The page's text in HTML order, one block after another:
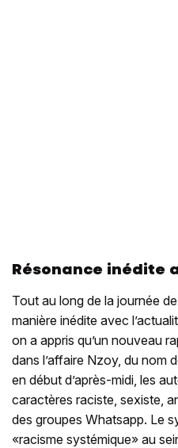
Résonance inédite
Tout au long de la journée
manière inédite avec
on a appris qu’un nouveau
dans l’affaire Nzoy, du nom
en début d’après-midi, les
caractères raciste, sexiste,
des groupes Whatsapp. Le
«racisme systémique» au